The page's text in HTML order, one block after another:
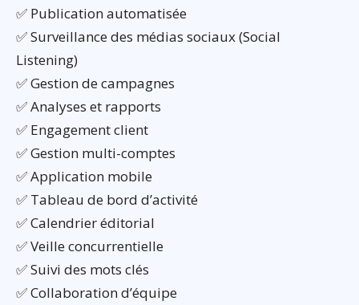
✅ Publication automatisée
✅ Surveillance des médias sociaux (Social
Listening)
✅ Gestion de campagnes
✅ Analyses et rapports
✅ Engagement client
✅ Gestion multi-comptes
✅ Application mobile
✅ Tableau de bord d’activité
✅ Calendrier éditorial
✅ Veille concurrentielle
✅ Suivi des mots clés
✅ Collaboration d’équipe